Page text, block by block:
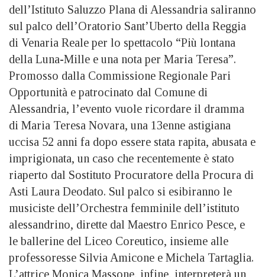
dell’Istituto Saluzzo Plana di Alessandria saliranno
sul palco dell’Oratorio Sant’Uberto della Reggia
di Venaria Reale per lo spettacolo “Più lontana
della Luna-Mille e una nota per Maria Teresa”.
Promosso dalla Commissione Regionale Pari
Opportunità e patrocinato dal Comune di
Alessandria, l’evento vuole ricordare il dramma
di Maria Teresa Novara, una 13enne astigiana
uccisa 52 anni fa dopo essere stata rapita, abusata e
imprigionata, un caso che recentemente è stato
riaperto dal Sostituto Procuratore della Procura di
Asti Laura Deodato. Sul palco si esibiranno le
musiciste dell’Orchestra femminile dell’istituto
alessandrino, dirette dal Maestro Enrico Pesce, e
le ballerine del Liceo Coreutico, insieme alle
professoresse Silvia Amicone e Michela Tartaglia.
L’attrice Monica Massone, infine, interpreterà un